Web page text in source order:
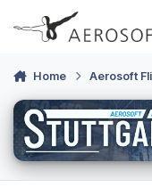
Skip to content
Home Aerosoft